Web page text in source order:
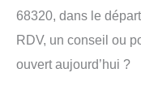
68320, dans le
RDV, un conseil ou
ouvert aujourd’hui ?